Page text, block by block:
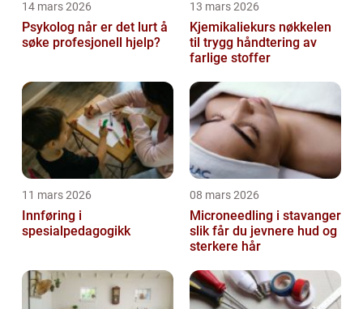
14 mars 2026
Psykolog når er det lurt å
søke profesjonell hjelp?
13 mars 2026
Kjemikaliekurs nøkkelen
til trygg håndtering av
farlige stoffer
11 mars 2026
Innføring i
spesialpedagogikk
08 mars 2026
Microneedling i stavanger
slik får du jevnere hud og
sterkere hår